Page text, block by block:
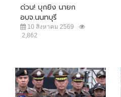
ด่วน! บุกยิง นายก
อบจ.นนทบุรี
10 สิงหาคม 2569
2,862